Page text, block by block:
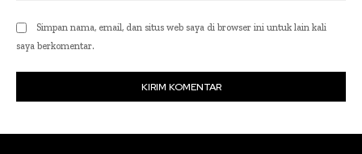
Simpan nama, email, dan situs web saya di browser ini untuk lain kali
saya berkomentar.